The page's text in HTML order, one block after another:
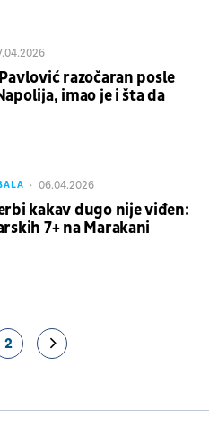
razočaran posle
imao je i šta da
06.04.2026
kakav dugo nije viđen:
7+ na Marakani
2